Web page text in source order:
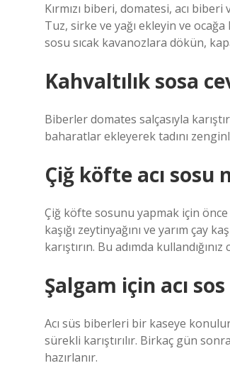
Kırmızı biberi, domatesi, acı
Tuz, sirke ve yağı ekleyin ve
sosu sıcak kavanozlara dökün,
Kahvaltılık sosa
Biberler domates salçasıyla
baharatlar ekleyerek tadını
Çiğ köfte acı sosu
Çiğ köfte sosunu yapmak için
kaşığı zeytinyağını ve yarım çay
karıştırın. Bu adımda
Şalgam için acı sos
Acı süs biberleri bir kaseye
sürekli karıştırılır. Birkaç gün
hazırlanır.